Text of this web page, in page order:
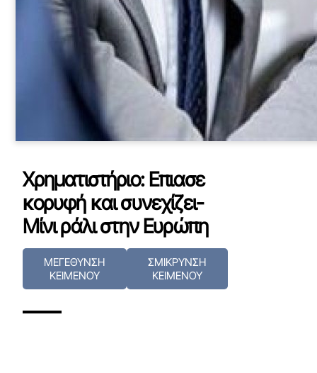
Χρηματιστήριο: Επιασε
κορυφή και συνεχίζει-
Μίνι ράλι στην Ευρώπη
ΜΕΓΕΘΥΝΣΗ
ΚΕΙΜΕΝΟΥ
ΣΜΙΚΡΥΝΣΗ
ΚΕΙΜΕΝΟΥ